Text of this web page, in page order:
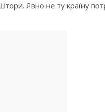
Явно не ту країну